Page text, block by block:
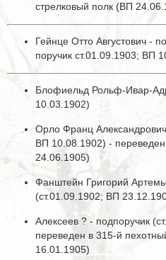
стрелковый полк (ВП
Гейнце Отто Августович -
поручик ст.01.09.1903; ВП
Блофиельд Рольф-Ивар-
10.03.1902)
Орло Франц
ВП 10.08.1902) -
24.06.1905)
Фанштейн Григорий
(ст.01.09.1902; ВП
Алексеев ? - подпоручик
переведен в 315-й
16.01.1905)